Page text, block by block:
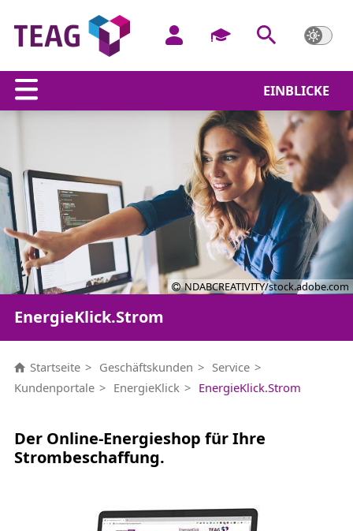
EINBLICKE
NDABCREATIVITY/stock.adobe.com
EnergieKlick.Strom
Startseite Geschäftskunden
Service
Kundenportale
EnergieKlick EnergieKlick.Strom
Der Online-Energieshop für Ihre
Strombeschaffung.